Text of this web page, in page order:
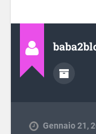
Gennaio 21,